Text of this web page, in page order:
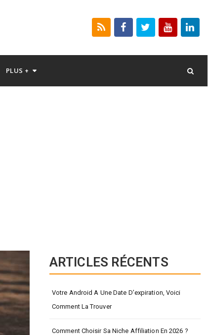
PLUS +
ARTICLES RÉCENTS
Votre Android A Une Date D’expiration, Voici
Comment La Trouver
Comment Choisir Sa Niche Affiliation En 2026 ?